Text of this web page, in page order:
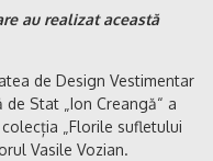
au realizat această
de Design Vestimentar
Stat „Ion Creangă“ a
„Florile sufletului
Vasile Vozian.